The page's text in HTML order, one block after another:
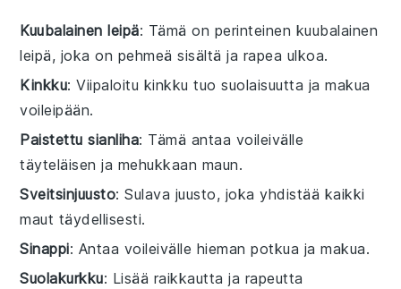
Kuubalainen leipä: Tämä on perinteinen kuubalainen
leipä, joka on pehmeä sisältä ja rapea ulkoa.
Kinkku: Viipaloitu kinkku tuo suolaisuutta ja makua
voileipään.
Paistettu sianliha: Tämä antaa voileivälle
täyteläisen ja mehukkaan maun.
Sveitsinjuusto: Sulava juusto, joka yhdistää kaikki
maut täydellisesti.
Sinappi: Antaa voileivälle hieman potkua ja makua.
Suolakurkku: Lisää raikkautta ja rapeutta